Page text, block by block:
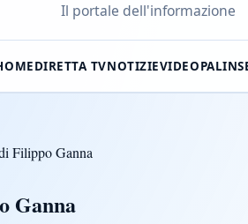
Il portale dell'informazione
DIRETTA TVNOTIZIEVIDEO
Filippo Ganna
Ganna